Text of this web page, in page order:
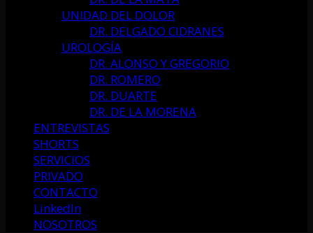
UNIDAD DEL DOLOR
DR. DELGADO CIDRANES
UROLOGÍA
DR. ALONSO Y GREGORIO
DR. ROMERO
DR. DUARTE
DR. DE LA MORENA
ENTREVISTAS
SHORTS
SERVICIOS
PRIVADO
CONTACTO
LinkedIn
NOSOTROS